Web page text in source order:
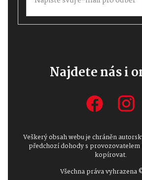
Najdete nás i
Veškerý obsah webu je chráněn
předchozí dohody s
kopírovat.
Všechna práva vyhrazena